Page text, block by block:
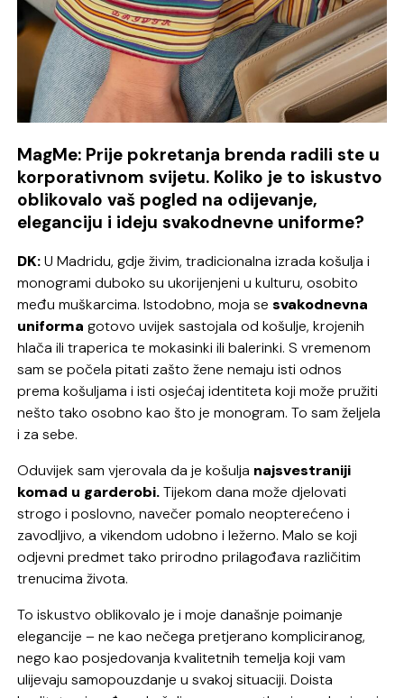
MagMe: Prije pokretanja brenda radili ste u
korporativnom svijetu. Koliko je to iskustvo
oblikovalo vaš pogled na odijevanje,
eleganciju i ideju svakodnevne uniforme?
DK:U Madridu, gdje živim, tradicionalna izrada košulja i
monogrami duboko su ukorijenjeni u kulturu, osobito
među muškarcima. Istodobno, moja sesvakodnevna
uniforma gotovo uvijek sastojala od košulje, krojenih
hlača ili traperica te mokasinki ili balerinki. S vremenom
sam se počela pitati zašto žene nemaju isti odnos
prema košuljama i isti osjećaj identiteta koji može pružiti
nešto tako osobno kao što je monogram. To sam željela
i za sebe.
Oduvijek sam vjerovala da je košulja najsvestraniji
komad u garderobi.Tijekom dana može djelovati
strogo i poslovno, navečer pomalo neopterećeno i
zavodljivo, a vikendom udobno i ležerno. Malo se koji
odjevni predmet tako prirodno prilagođava različitim
trenucima života.
To iskustvo oblikovalo je i moje današnje poimanje
elegancije – ne kao nečega pretjerano kompliciranog,
nego kao posjedovanja kvalitetnih temelja koji vam
ulijevaju samopouzdanje u svakoj situaciji. Doista